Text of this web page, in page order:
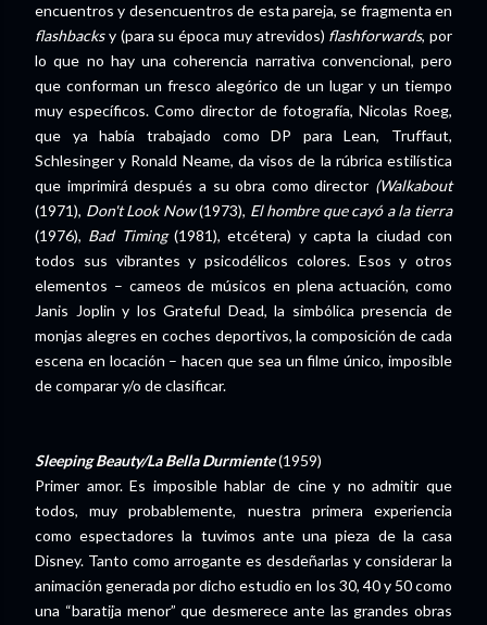
encuentros y desencuentros de esta pareja, se fragmenta en
flashbacksy (para su época muy atrevidos) flashforwards, por
lo que no hay una coherencia narrativa convencional, pero
que conforman un fresco alegórico de un lugar y un tiempo
muy específicos. Como director de fotografía, Nicolas Roeg,
que ya había trabajado como DP para Lean, Truffaut,
Schlesinger y Ronald Neame, da visos de la rúbrica estilística
que imprimirá después a su obra como director (Walkabout
(1971), Don't Look Now(1973), El hombre que cayó a la tierra
(1976), Bad Timing(1981), etcétera) y capta la ciudad con
todos sus vibrantes y psicodélicos colores. Esos y otros
elementos – cameos de músicos en plena actuación, como
Janis Joplin y los Grateful Dead, la simbólica presencia de
monjas alegres en coches deportivos, la composición de cada
escena en locación – hacen que sea un filme único, imposible
de comparar y/o de clasificar.
Sleeping Beauty/La Bella Durmiente(1959)
Primer amor. Es imposible hablar de cine y no admitir que
todos, muy probablemente, nuestra primera experiencia
como espectadores la tuvimos ante una pieza de la casa
Disney. Tanto como arrogante es desdeñarlas y considerar la
animación generada por dicho estudio en los 30, 40 y 50 como
una “baratija menor” que desmerece ante las grandes obras